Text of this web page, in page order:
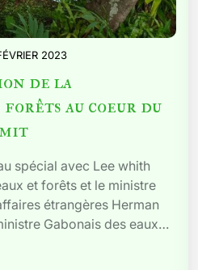
2023
de la
au coeur du
spécial avec Lee whith
et forêts et le ministre
étrangères Herman
Gabonais des eaux…